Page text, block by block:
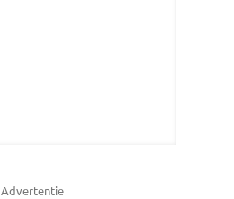
Advertentie